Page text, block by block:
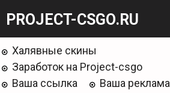
PROJECT-CSGO.RU
Халявные скины
Заработок на Project-csgo
Ваша ссылка
Ваша реклама